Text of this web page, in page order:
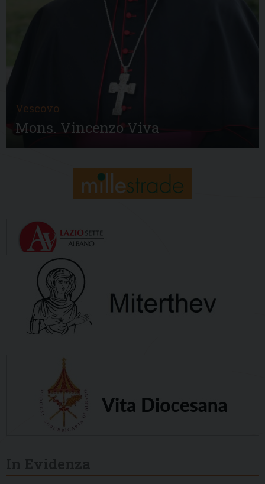
Vescovo
Mons. Vincenzo Viva